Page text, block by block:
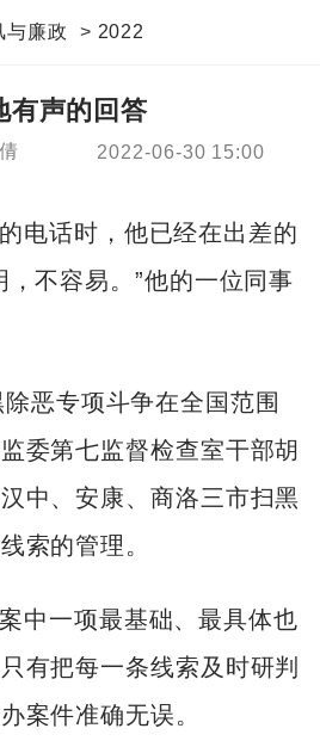
与廉政 > 2022
有声的回答
2022-06-30 15:00
电话时，他已经在出差的
，不容易。”他的一位同事
恶专项斗争在全国范围
委第七监督检查室干部胡
中、安康、商洛三市扫黑
索的管理。
中一项最基础、最具体也
有把每一条线索及时研判
案件准确无误。